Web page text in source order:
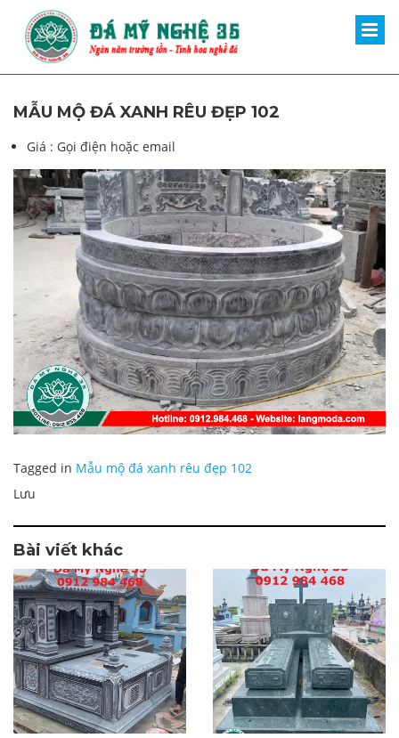
MẪU MỘ ĐÁ XANH RÊU ĐẸP 102
Giá : Gọi điện hoặc email
Tagged in Mẫu mộ đá xanh rêu đẹp 102
Lưu
Bài viết khác